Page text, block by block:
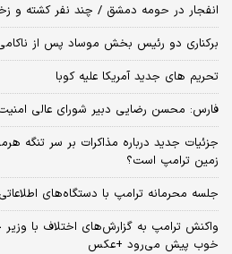
انفجار در حومه دمشق / چند نفر کشته و
برکناری دو رئیس بخش موساد پس از
تحریم های جدید آمریکا علیه کوبا
فارس: محسن رضایی دبیر شورای عالی
جزئیات جدید درباره مذاکرات بر سر تنگه
زمین ترامپ است؟
جلسه محرمانه ترامپ با دستگاه‌های اطلاعاتی
واکنش ترامپ به گزارش‌های اختلاف با وزیر
خوب پیش می‌رود +عکس